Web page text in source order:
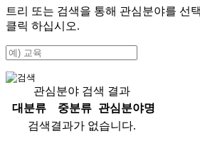
트리 또는 검색을 통해 관심분야를 선
클릭 하십시오.
관심분야 검색 결과
대분류
중분류
관심분야명
검색결과가 없습니다.